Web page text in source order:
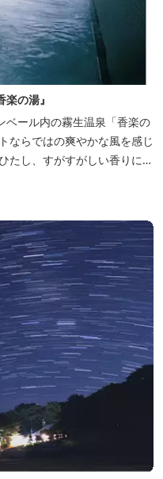
の湯』
ベール内の霧生温泉「香楽の
ならではの爽やかな風を感じ
たし、すがすがしい香りに心
方に人気です。 その他、
の「大浴場」、高原の景色
ミストサウナ」の合計4種の